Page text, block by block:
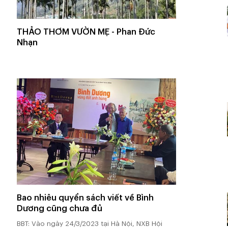
THẢO THƠM VƯỜN MẸ - Phan Đức
Nhạn
Bao nhiêu quyển sách viết về Bình
Dương cũng chưa đủ
BBT: Vào ngày 24/3/2023 tại Hà Nội, NXB Hội